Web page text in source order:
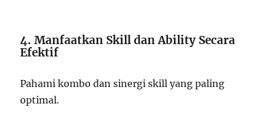
4. Manfaatkan Skill dan Ability Secara
Efektif
Pahami kombo dan sinergi skill yang paling
optimal.